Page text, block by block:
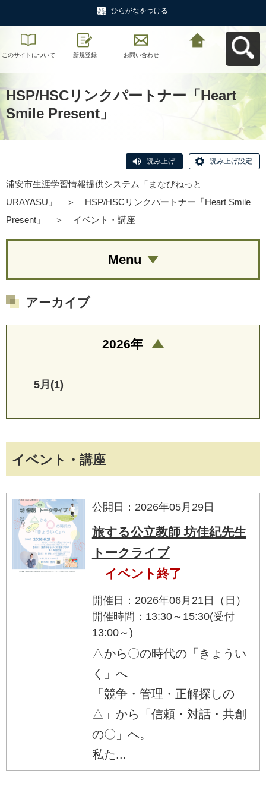
ひらがなをつける
このサイトについて 新規登録 お問い合わせ
HSP/HSCリンクパートナー「Heart
Smile Present」
読み上げ 読み上げ設定
浦安市生涯学習情報提供システム「まなびねっと
URAYASU」
＞
HSP/HSCリンクパートナー「Heart Smile
Present」
＞ イベント・講座
イベント・講座
公開日：2026年05月29日
旅する公立教師 坊佳紀先生
トークライブ
イベント終了
開催日：2026年06月21日（日）
開催時間：13:30～15:30(受付
13:00～)
△から〇の時代の「きょうい
く」へ
「競争・管理・正解探しの
△」から「信頼・対話・共創
の〇」へ。
私た...
Menu
アーカイブ
2026年
5月(1)